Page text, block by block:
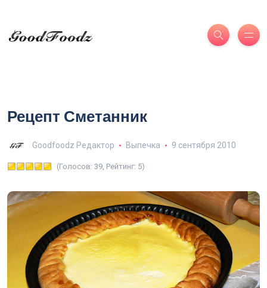
Рецепт Сметанник
Goodfoodz Редактор Выпечка 9 сентября 2010
(Голосов: 39, Рейтинг: 5)